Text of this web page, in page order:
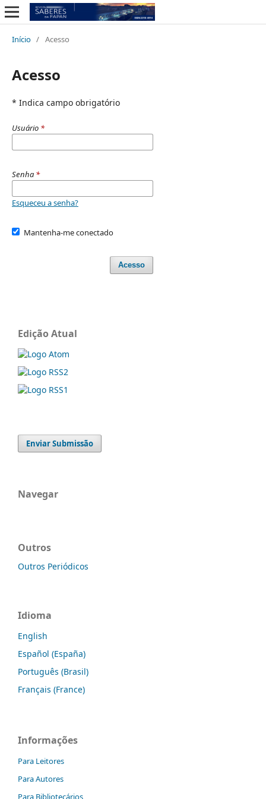
Início / Acesso
Acesso
* Indica campo obrigatório
Usuário *
Senha *
Esqueceu a senha?
Mantenha-me conectado
Acesso
Edição Atual
Enviar Submissão
Navegar
Outros
Outros Periódicos
Idioma
English
Español (España)
Português (Brasil)
Français (France)
Informações
Para Leitores
Para Autores
Para Bibliotecários